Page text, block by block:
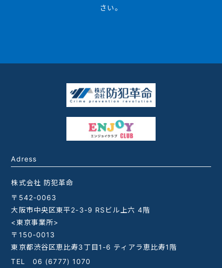
さい。
Adress
株式会社 防犯革命
〒542-0063
大阪市中央区東平2-3-9 RSビル上六 4階
<東京事業所>
〒150-0013
東京都渋谷区恵比寿3丁目1-6 ティアラ恵比寿1階
TEL 06 (6777) 1070